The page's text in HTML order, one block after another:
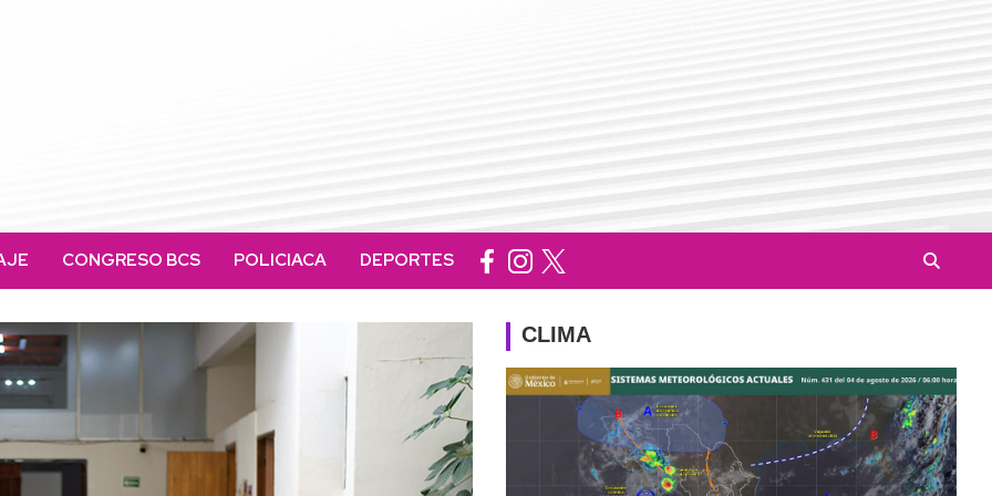
CONGRESO BCS POLICIACA DEPORTES
CLIMA